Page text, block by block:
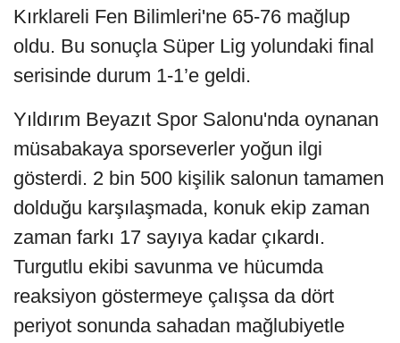
Kırklareli Fen Bilimleri'ne 65-76 mağlup
oldu. Bu sonuçla Süper Lig yolundaki final
serisinde durum 1-1’e geldi.
Yıldırım Beyazıt Spor Salonu'nda oynanan
müsabakaya sporseverler yoğun ilgi
gösterdi. 2 bin 500 kişilik salonun tamamen
dolduğu karşılaşmada, konuk ekip zaman
zaman farkı 17 sayıya kadar çıkardı.
Turgutlu ekibi savunma ve hücumda
reaksiyon göstermeye çalışsa da dört
periyot sonunda sahadan mağlubiyetle